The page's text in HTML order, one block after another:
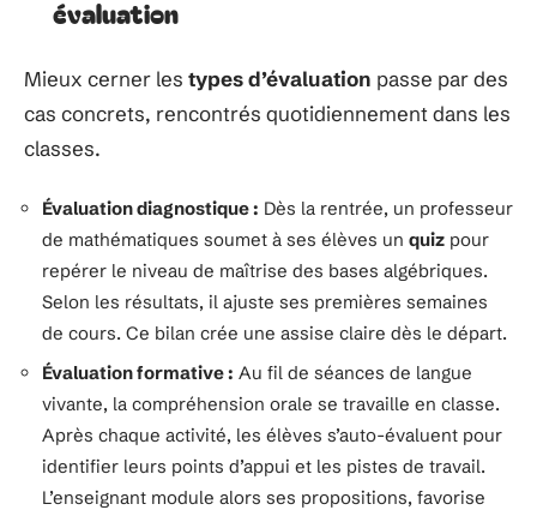
évaluation
Mieux cerner les types d’évaluation passe par des
cas concrets, rencontrés quotidiennement dans les
classes.
Évaluation diagnostique : Dès la rentrée, un professeur
de mathématiques soumet à ses élèves un quiz pour
repérer le niveau de maîtrise des bases algébriques.
Selon les résultats, il ajuste ses premières semaines
de cours. Ce bilan crée une assise claire dès le départ.
Évaluation formative : Au fil de séances de langue
vivante, la compréhension orale se travaille en classe.
Après chaque activité, les élèves s’auto-évaluent pour
identifier leurs points d’appui et les pistes de travail.
L’enseignant module alors ses propositions, favorise